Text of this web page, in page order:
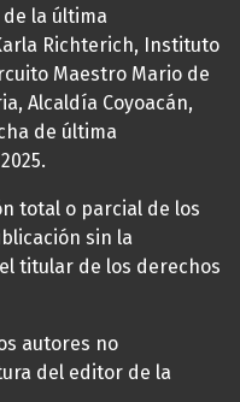
la última
Richterich, Instituto
Maestro Mario de
Alcaldía Coyoacán,
de última
total o parcial de los
sin la
titular de los derechos
autores no
del editor de la